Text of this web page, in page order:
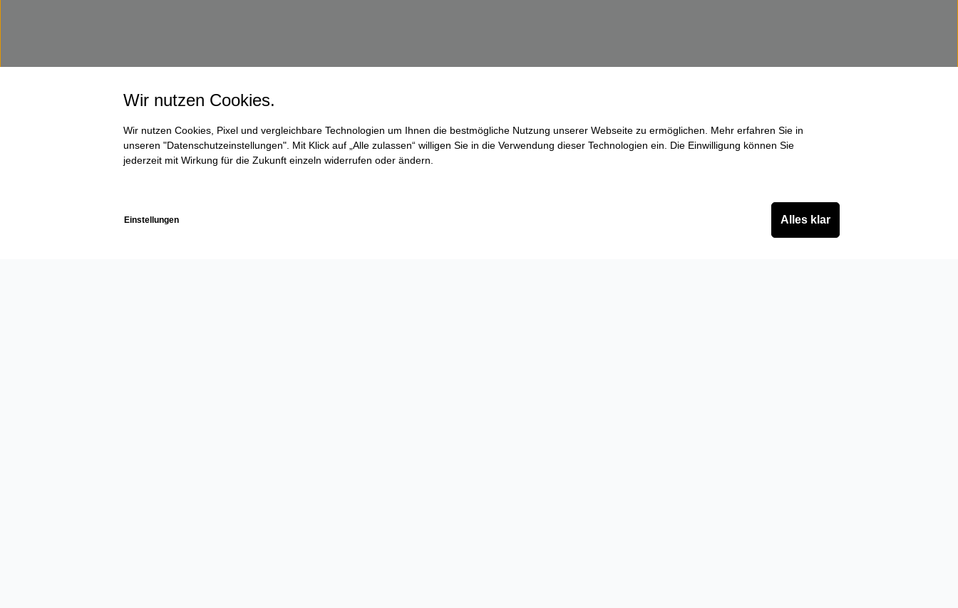
Wir nutzen Cookies.
Wir nutzen Cookies, Pixel und vergleichbare Technologien um Ihnen die bestmögliche Nutzung unserer Webseite zu ermöglichen. Mehr erfahren Sie in
unseren "Datenschutzeinstellungen". Mit Klick auf „Alle zulassen“ willigen Sie in die Verwendung dieser Technologien ein. Die Einwilligung können Sie
jederzeit mit Wirkung für die Zukunft einzeln widerrufen oder ändern.
Einstellungen Alles klar